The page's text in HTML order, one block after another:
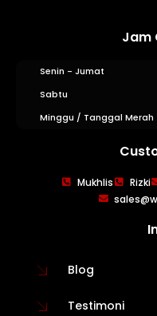
WIJAYA
Jam
Senin - Jumat
Sabtu
Minggu / Tanggal Merah
Mukhlis Rizki
Blog
Testimoni